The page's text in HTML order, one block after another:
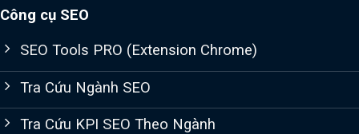
Công cụ SEO
SEO Tools PRO (Extension Chrome)
Tra Cứu Ngành SEO
Tra Cứu KPI SEO Theo Ngành